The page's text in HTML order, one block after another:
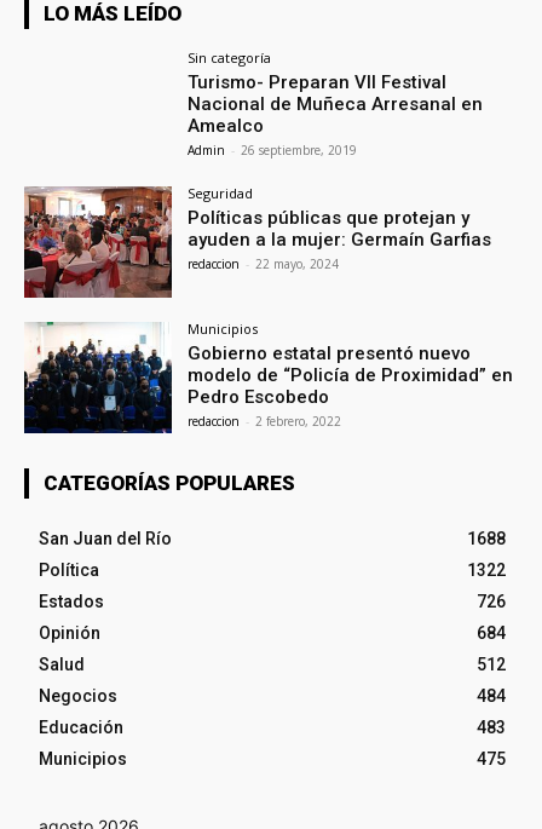
LO MÁS LEÍDO
Sin categoría
Turismo- Preparan VII Festival
Nacional de Muñeca Arresanal en
Amealco
Admin - 26 septiembre, 2019
Seguridad
Políticas públicas que protejan y
ayuden a la mujer: Germaín Garfias
redaccion - 22 mayo, 2024
Municipios
Gobierno estatal presentó nuevo
modelo de “Policía de Proximidad” en
Pedro Escobedo
redaccion - 2 febrero, 2022
CATEGORÍAS POPULARES
San Juan del Río
1688
Política
1322
Estados
726
Opinión
684
Salud
512
Negocios
484
Educación
483
Municipios
475